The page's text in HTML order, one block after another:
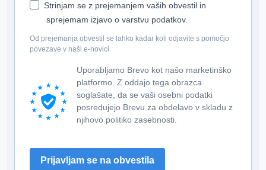
Strinjam se z prejemanjem vaših obvestil in
sprejemam izjavo o varstvu podatkov.
Od prejemanja obvestil se lahko kadar koli odjavite s pomočjo
povezave v naši e-novici.
Uporabljamo Brevo kot našo marketinško
platformo. Z oddajo tega obrazca
soglašate, da se vaši osebni podatki
posredujejo Brevu za obdelavo v skladu z
njihovo politiko zasebnosti.
Prijavljam se na obvestila